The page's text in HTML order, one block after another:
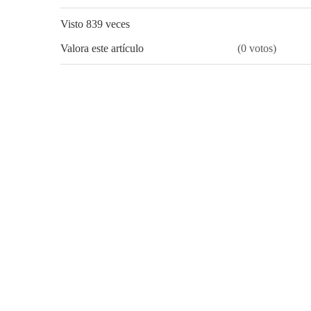
Visto 839 veces
Valora este artículo (0 votos)